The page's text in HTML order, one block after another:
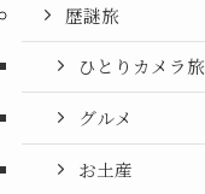
歴謎旅
ひとりカメラ旅
グルメ
お土産